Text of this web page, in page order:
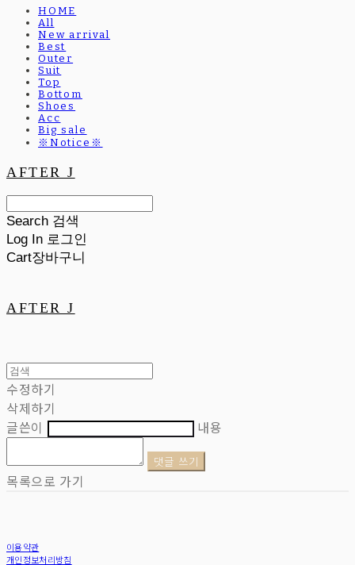
HOME
All
New arrival
Best
Outer
Suit
Top
Bottom
Shoes
Acc
Big sale
※Notice※
AFTER J
Search 검색
Log In 로그인
Cart장바구니
AFTER J
수정하기
삭제하기
글쓴이
내용
댓글 쓰기
목록으로 가기
이용약관
개인정보처리방침